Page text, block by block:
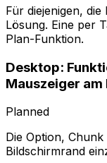
Für diejenigen,
Lösung. Eine per
Plan-Funktion.
Desktop:
Mauszeiger
Planned
Die Option,
Bildschirmrand